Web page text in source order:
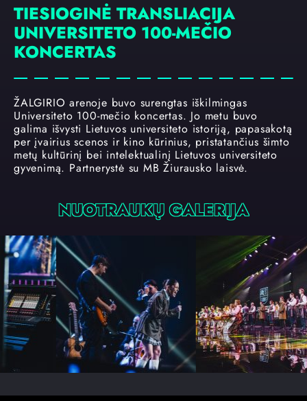
TIESIOGINĖ TRANSLIACIJA
UNIVERSITETO 100-MEČIO
KONCERTAS
ŽALGIRIO arenoje buvo surengtas iškilmingas
Universiteto 100-mečio koncertas. Jo metu buvo
galima išvysti Lietuvos universiteto istoriją, papasakotą
per įvairius scenos ir kino kūrinius, pristatančius šimto
metų kultūrinį bei intelektualinį Lietuvos universiteto
gyvenimą. Partnerystė su MB Žiurausko laisvė.
NUOTRAUKŲ GALERIJA